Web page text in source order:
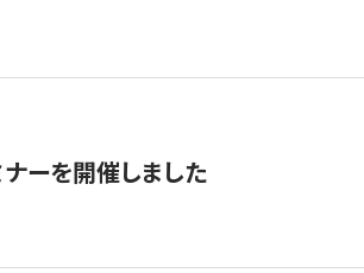
ーを開催しました